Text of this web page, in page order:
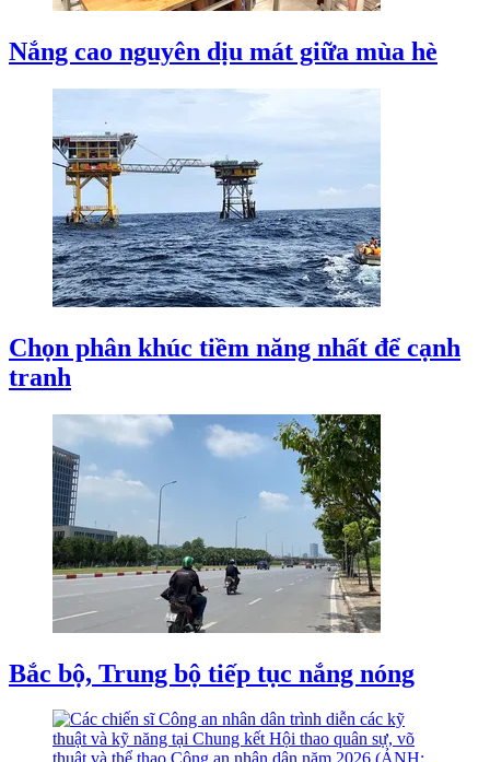
Nắng cao nguyên dịu mát giữa mùa hè
Chọn phân khúc tiềm năng nhất để cạnh
tranh
Bắc bộ, Trung bộ tiếp tục nắng nóng